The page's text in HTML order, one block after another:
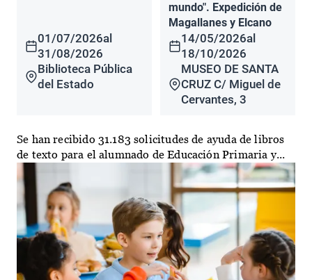
01/07/2026al
31/08/2026
Biblioteca Pública
del Estado
mundo". Expedición de
Magallanes y Elcano
14/05/2026al
18/10/2026
MUSEO DE SANTA
CRUZ C/ Miguel de
Cervantes, 3
Se han recibido 31.183 solicitudes de ayuda de libros
de texto para el alumnado de Educación Primaria y...